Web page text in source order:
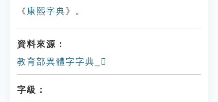
《 康熙字典 》。
資料來源：
教育部異體字字典_𧝷
字級：